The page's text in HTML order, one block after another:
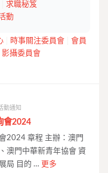
求職秘笈
動
時事關注委員會
會員
影攝委員會
動通知
會2024
2024 章程 主辦：澳門
澳門中華新青年協會 資
局 目的 … 更多